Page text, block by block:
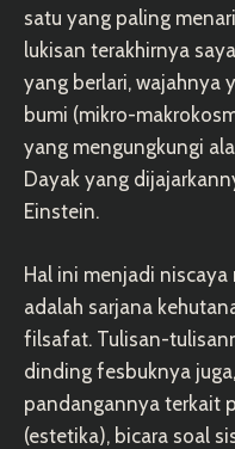
satu yang paling
lukisan terakhirnya
yang berlari, wajahnya
bumi (mikro-
yang mengungkungi
Dayak yang
Einstein.
Hal ini menjadi
adalah sarjana
filsafat. Tulisan-
dinding fesbuknya
pandangannya terkait
(estetika), bicara soal